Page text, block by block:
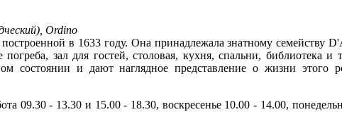
Ordino
в 1633 году. Она принадлежала знатному семейству
зал для гостей, столовая, кухня, спальни, библиотека и
состоянии и дают наглядное представление о жизни этого
09.30 - 13.30 и 15.00 - 18.30, воскрeсeньe 10.00 - 14.00,